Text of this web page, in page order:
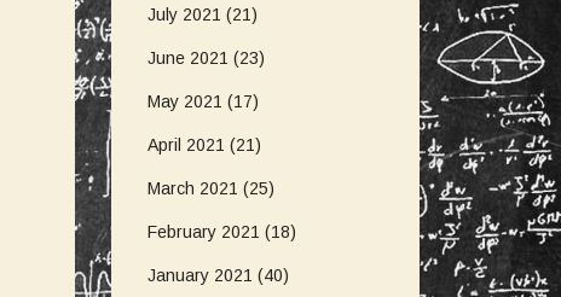
July 2021 (21)
June 2021 (23)
May 2021 (17)
April 2021 (21)
March 2021 (25)
February 2021 (18)
January 2021 (40)